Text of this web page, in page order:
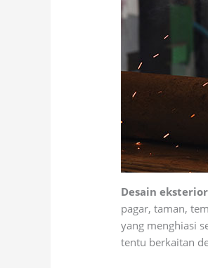
Desain eksterior
pagar, taman,
yang menghiasi
tentu berkaitan